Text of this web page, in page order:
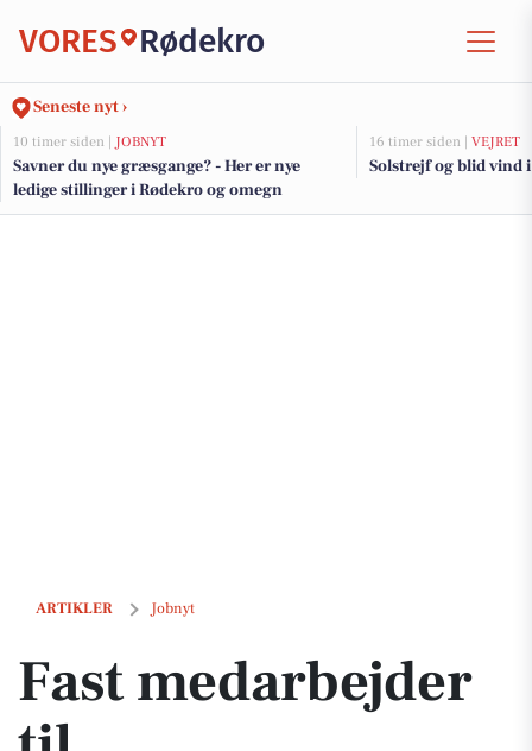
VORES Rødekro
Seneste nyt ›
10 timer siden | JOBNYT
Savner du nye græsgange? - Her er nye
ledige stillinger i Rødekro og omegn
16 timer siden | VEJRET
Solstrejf og blid vind
ARTIKLER Jobnyt
Fast medarbejder til morgenrengøring hos Clean Tek i Rødekro og
Fast medarbejder